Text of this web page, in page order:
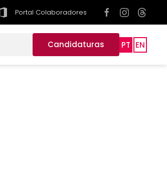
Portal Colaboradores
Candidaturas PT EN